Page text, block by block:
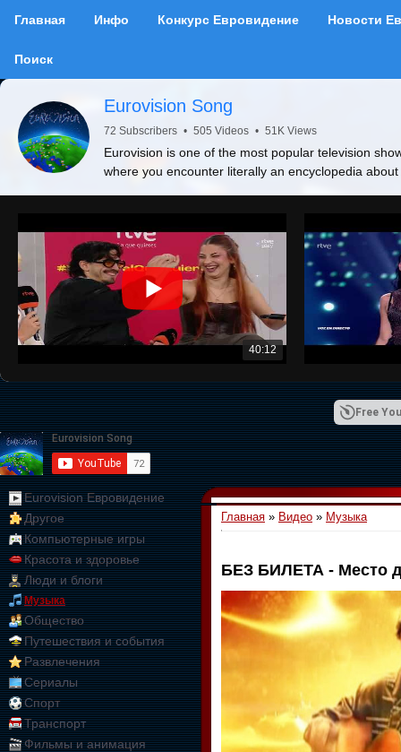
Главная Инфо Конкурс Евровидение Новости
Поиск
Eurovision Song
72 Subscribers • 505 Videos • 51K Views
Eurovision is one of the most popular television
where you encounter literally an encyclopedia
40:12
Free
Eurovision Евровидение
Другое
Компьютерные игры
Красота и здоровье
Люди и блоги
Музыка
Общество
Путешествия и события
Развлечения
Сериалы
Спорт
Транспорт
Фильмы и анимация
Главная » Видео » Музыка
БЕЗ БИЛЕТА - Место